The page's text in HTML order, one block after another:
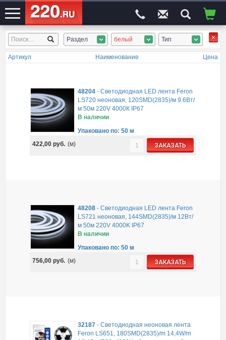
ЭЛЕКТРОСАЙТ№1 Раздел белый Тип
Артикул Наименование Цена
48204 - Cветодиодная LED лента Feron
LS720 неоновая, 120SMD(2835)/м 9.6Вт/
м 50м 220V 4000К IP67
В наличии
Упаковано по: 50 м
422,00 руб. (м) ЗАКАЗАТЬ
48208 - Cветодиодная LED лента Feron
LS721 неоновая, 144SMD(2835)/м 12Вт/
м 50м 220V 4000K IP67
В наличии
Упаковано по: 50 м
756,00 руб. (м) ЗАКАЗАТЬ
32187 - Светодиодная неоновая лента
Feron LS651, 180SMD(2835)/m 14,4W/m